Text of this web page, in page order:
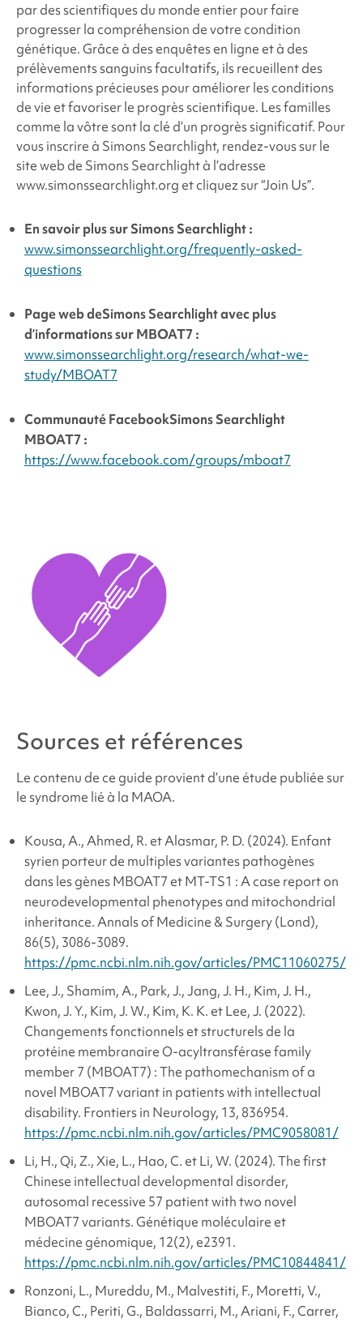
par des scientifiques du monde entier pour faire
progresser la compréhension de votre condition
génétique. Grâce à des enquêtes en ligne et à des
prélèvements sanguins facultatifs, ils recueillent des
informations précieuses pour améliorer les conditions
de vie et favoriser le progrès scientifique. Les familles
comme la vôtre sont la clé d’un progrès significatif. Pour
vous inscrire à Simons Searchlight, rendez-vous sur le
site web de Simons Searchlight à l’adresse
www.simonssearchlight.org et cliquez sur “Join Us”.
En savoir plus surSimons Searchlight:
www.simonssearchlight.org/frequently-asked-
questions
Page web deSimons Searchlightavec plus
d’informations sur MBOAT7 :
www.simonssearchlight.org/research/what-we-
study/MBOAT7
Communauté FacebookSimons Searchlight
MBOAT7 :
https://www.facebook.com/groups/mboat7
Sources et références
Le contenu de ce guide provient d’une étude publiée sur
lesyndrome lié à la MAOA.
Kousa, A., Ahmed, R. et Alasmar, P. D. (2024). Enfant
syrien porteur de multiples variantes pathogènes
dans les gènes MBOAT7 et MT-TS1 : A case report on
neurodevelopmental phenotypes and mitochondrial
inheritance.Annals of Medicine & Surgery (Lond),
86(5), 3086-3089.
https://pmc.ncbi.nlm.nih.gov/articles/PMC11060275/
Lee, J., Shamim, A., Park, J., Jang, J. H., Kim, J. H.,
Kwon, J. Y., Kim, J. W., Kim, K. K. et Lee, J. (2022).
Changements fonctionnels et structurels de la
protéine membranaire O-acyltransférase family
member 7 (MBOAT7) : The pathomechanism of a
novel MBOAT7 variant in patients with intellectual
disability. Frontiers in Neurology, 13, 836954.
https://pmc.ncbi.nlm.nih.gov/articles/PMC9058081/
Li, H., Qi, Z., Xie, L., Hao, C. et Li, W. (2024). The first
Chinese intellectual developmental disorder,
autosomal recessive 57 patient with two novel
MBOAT7 variants.Génétique moléculaire et
médecine génomique, 12(2), e2391.
https://pmc.ncbi.nlm.nih.gov/articles/PMC10844841/
Ronzoni, L., Mureddu, M., Malvestiti, F., Moretti, V.,
Bianco, C., Periti, G., Baldassarri, M., Ariani, F., Carrer,